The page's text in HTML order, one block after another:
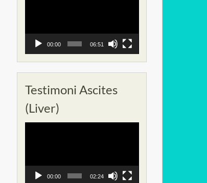
00:00 06:51
Testimoni Ascites
(Liver)
00:00 02:24